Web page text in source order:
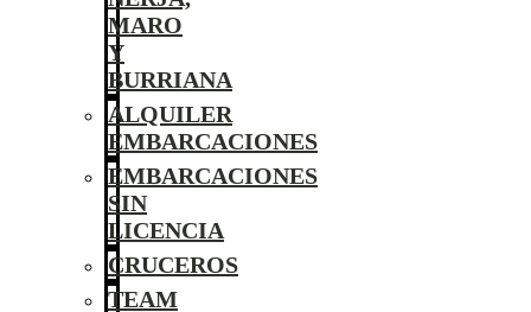
MARO
Y
BURRIANA
ALQUILER
EMBARCACIONES
EMBARCACIONES
SIN
LICENCIA
CRUCEROS
TEAM